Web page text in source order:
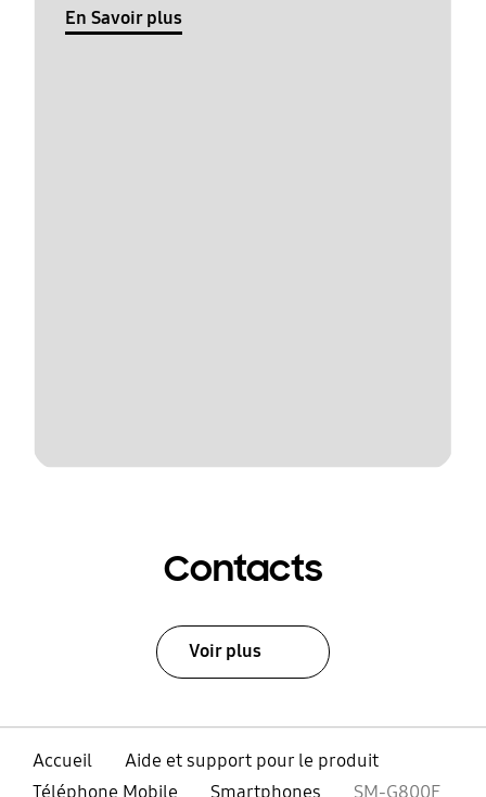
En Savoir plus
Contacts
Voir plus
Accueil
Aide et support pour le produit
Téléphone Mobile
Smartphones SM-G800F